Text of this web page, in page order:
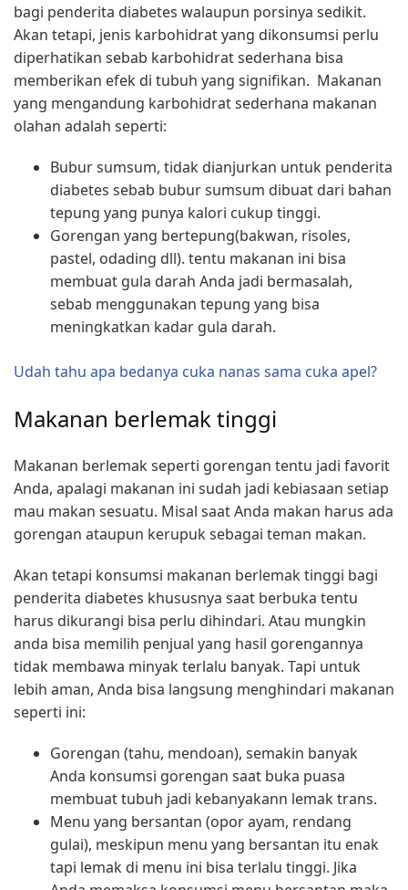
bagi penderita diabetes walaupun porsinya sedikit.
Akan tetapi, jenis karbohidrat yang dikonsumsi perlu
diperhatikan sebab karbohidrat sederhana bisa
memberikan efek di tubuh yang signifikan. Makanan
yang mengandung karbohidrat sederhana makanan
olahan adalah seperti:
Bubur sumsum, tidak dianjurkan untuk penderita
diabetes sebab bubur sumsum dibuat dari bahan
tepung yang punya kalori cukup tinggi.
Gorengan yang bertepung(bakwan, risoles,
pastel, odading dll). tentu makanan ini bisa
membuat gula darah Anda jadi bermasalah,
sebab menggunakan tepung yang bisa
meningkatkan kadar gula darah.
Udah tahu apa bedanya cuka nanas sama cuka apel?
Makanan berlemak tinggi
Makanan berlemak seperti gorengan tentu jadi favorit
Anda, apalagi makanan ini sudah jadi kebiasaan setiap
mau makan sesuatu. Misal saat Anda makan harus ada
gorengan ataupun kerupuk sebagai teman makan.
Akan tetapi konsumsi makanan berlemak tinggi bagi
penderita diabetes khususnya saat berbuka tentu
harus dikurangi bisa perlu dihindari. Atau mungkin
anda bisa memilih penjual yang hasil gorengannya
tidak membawa minyak terlalu banyak. Tapi untuk
lebih aman, Anda bisa langsung menghindari makanan
seperti ini:
Gorengan (tahu, mendoan), semakin banyak
Anda konsumsi gorengan saat buka puasa
membuat tubuh jadi kebanyakann lemak trans.
Menu yang bersantan (opor ayam, rendang
gulai), meskipun menu yang bersantan itu enak
tapi lemak di menu ini bisa terlalu tinggi. Jika